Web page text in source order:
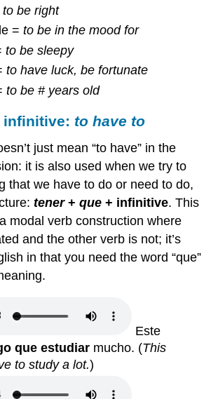
to be right
=to be in the mood for
to be sleepy
to have luck, be fortunate
to be # years old
infinitive: to have to
just mean “to have” in the
it is also used when we try to
that we have to do or need to do,
tener+que + infinitive. This
modal verb construction where
and the other verb is not; it’s
in that you need the word “que”
Este
que estudiar mucho. (This
to study a lot.)